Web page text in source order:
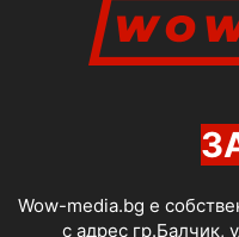
Wow-media.bg е
с адрес гр.Балчик,